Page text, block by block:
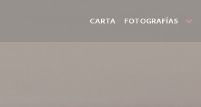
CARTA FOTOGRAFÍAS